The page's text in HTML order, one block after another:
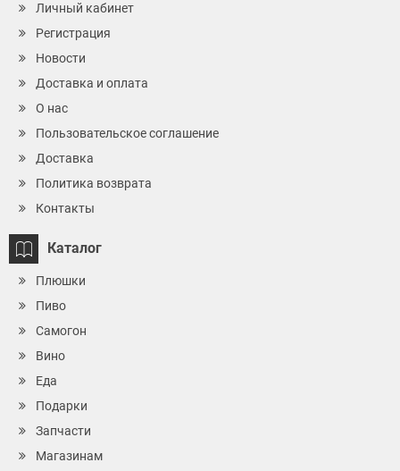
Личный кабинет
Регистрация
Новости
Доставка и оплата
О нас
Пользовательское соглашение
Доставка
Политика возврата
Контакты
Каталог
Плюшки
Пиво
Самогон
Вино
Еда
Подарки
Запчасти
Магазинам